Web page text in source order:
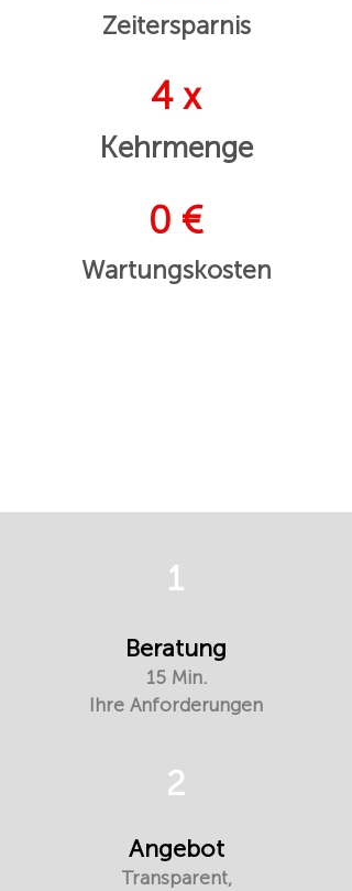
Zeitersparnis
4 x
Kehrmenge
0 €
Wartungskosten
1
Beratung
15 Min.
Ihre Anforderungen
2
Angebot
Transparent,